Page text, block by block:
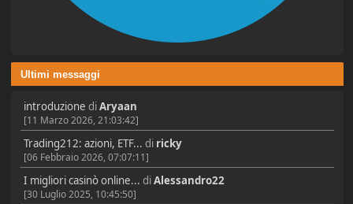
Ultimi messaggi
introduzione diAryaan
[11 Marzo 2026, 21:03:42]
Trading212: azioni, ETF... di ricky
[06 Febbraio 2026, 07:07:11]
I migliori casinò online... diAlessandro22
[30 Luglio 2025, 10:45:50]